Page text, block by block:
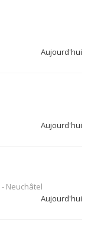
Aujourd'hui
Aujourd'hui
- Neuchâtel
Aujourd'hui